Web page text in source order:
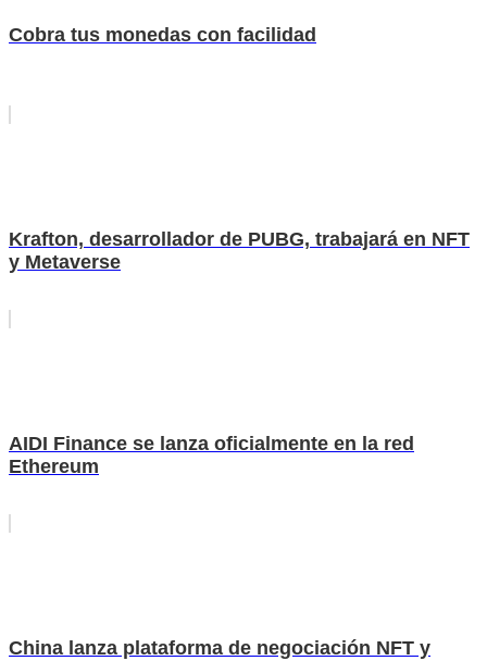
Cobra tus monedas con facilidad
Krafton, desarrollador de PUBG, trabajará en NFT
y Metaverse
AIDI Finance se lanza oficialmente en la red
Ethereum
China lanza plataforma de negociación NFT y